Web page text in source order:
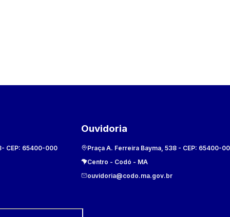
- CEP: 65400-000
Ouvidoria
Praça A. Ferreira Bayma, 538- CEP: 65400-
Centro - Codó - MA
ouvidoria@codo.ma.gov.br